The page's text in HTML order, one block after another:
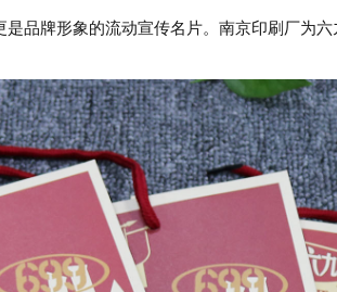
品牌形象的流动宣传名片。南京印刷厂为